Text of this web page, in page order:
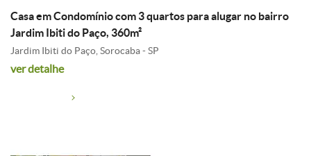
Casa em Condomínio com 3 quartos para alugar no bairro
Jardim Ibiti do Paço, 360m²
Jardim Ibiti do Paço, Sorocaba - SP
ver detalhe